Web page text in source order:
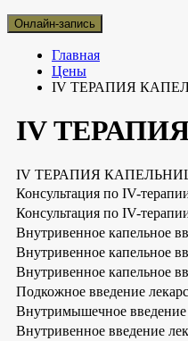
Онлайн-запись
Главная
Цены
IV ТЕРАПИЯ
IV
IV ТЕРАПИЯ
Консультация по IV-
Консультация по IV-
Внутривенное капельное
Внутривенное капельное
Внутривенное капельное
Подкожное введение
Внутримышечное введение
Внутривенное введение